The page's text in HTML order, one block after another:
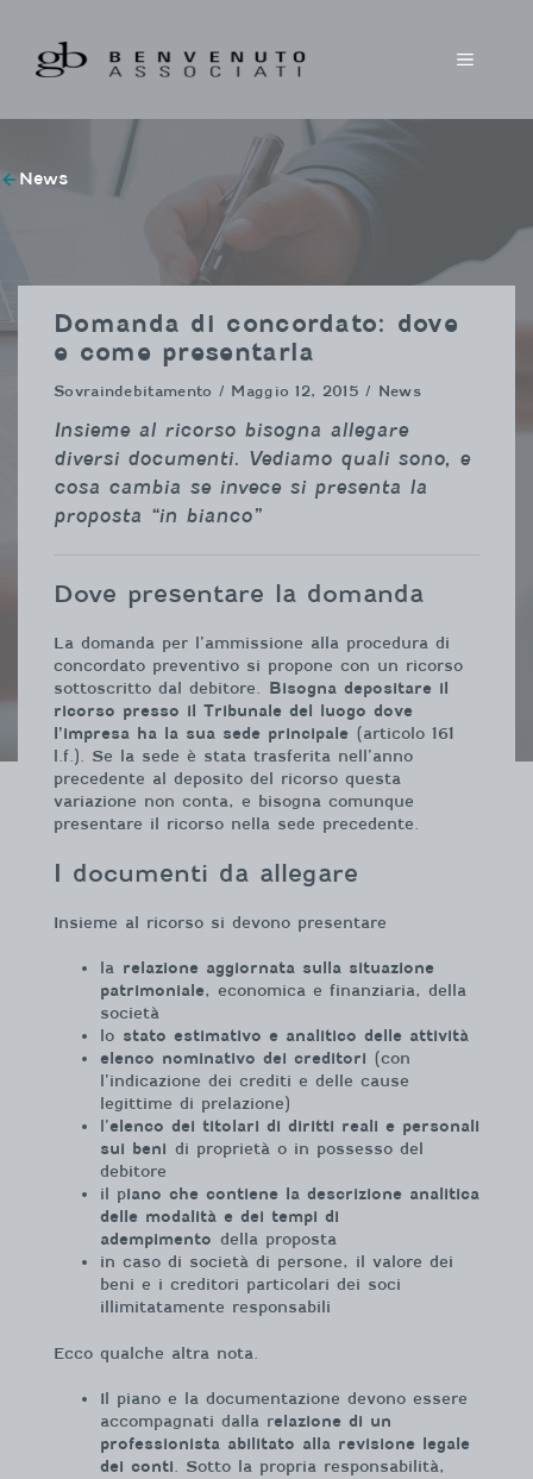
contenuto
MENU
News
Domanda di concordato: dove
e come presentarla
Sovraindebitamento / Maggio 12, 2015 / News
Insieme al ricorso bisogna allegare
diversi documenti. Vediamo quali sono, e
cosa cambia se invece si presenta la
proposta “in bianco”
Dove presentare la domanda
La domanda per l’ammissione alla procedura di
concordato preventivo si propone con un ricorso
sottoscritto dal debitore.
Bisogna depositare il
ricorso presso il Tribunale del luogo dove
l’impresa ha la sua sede principale (articolo 161
l.f.). Se la sede è stata trasferita nell’anno
precedente al deposito del ricorso questa
variazione non conta, e bisogna comunque
presentare il ricorso nella sede precedente.
I documenti da allegare
Insieme al ricorso si devono presentare
la relazione aggiornata sulla situazione
patrimoniale, economica e finanziaria, della
società
lo stato estimativo e analitico delle attività
elenco nominativo dei creditori (con
l’indicazione dei crediti e delle cause
legittime di prelazione)
l’elenco dei titolari di diritti reali e personali
sui beni di proprietà o in possesso del
debitore
il piano che contiene la descrizione analitica
delle modalità e dei tempi di
adempimento della proposta
in caso di società di persone, il valore dei
beni e i creditori particolari dei soci
illimitatamente responsabili
Ecco qualche altra nota.
Il piano e la documentazione devono essere
accompagnati dalla relazione di un
professionista abilitato alla revisione legale
dei conti. Sotto la propria responsabilità,